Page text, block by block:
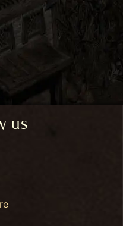
US